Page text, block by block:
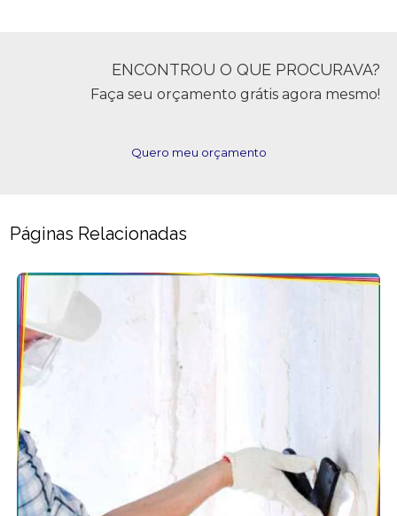
ENCONTROU O QUE PROCURAVA?
Faça seu orçamento grátis agora mesmo!
Quero meu orçamento
Páginas Relacionadas